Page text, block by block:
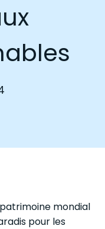
mondial
pour les